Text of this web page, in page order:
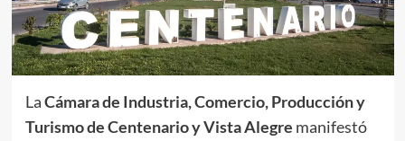
LaCámara de Industria, Comercio, Producción y
Turismo de Centenario y Vista Alegre manifestó